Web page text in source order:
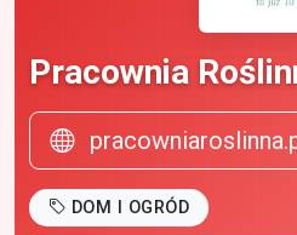
Pracownia
DOM I OGRÓD